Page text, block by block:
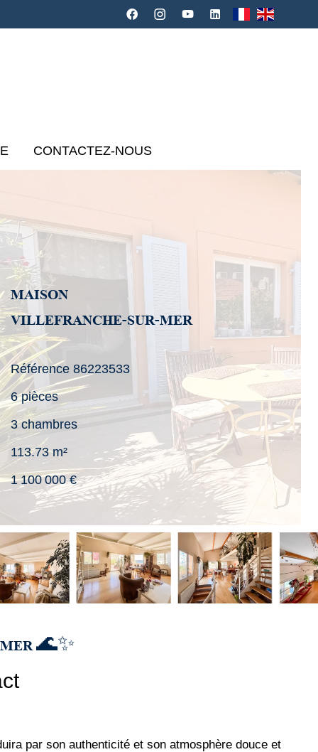
CONTACTEZ-NOUS
MAISON
VILLEFRANCHE-SUR-MER
Référence 86223533
6 pièces
3 chambres
113.73m²
1 100 000 €
MER 🌊✨
par son authenticité et son atmosphère douce et